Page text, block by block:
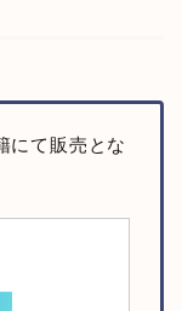
にて販売とな